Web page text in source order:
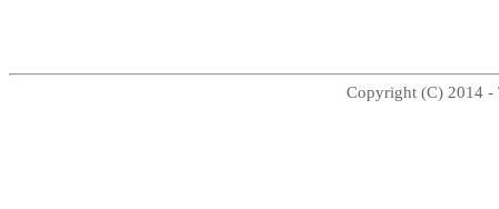
Copyright (C) 2014 -